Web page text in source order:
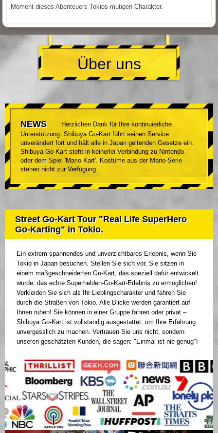
Moment dieses Abenteuers Tokios mutigen Charakter.
Über uns
NEWS
Herzlichen Dank für Ihre kontinuierliche
Unterstützung. Shibuya Go-Kart führt seinen Service
unverändert fort und hält alle in Japan geltenden Gesetze ein.
Shibuya Go-Kart steht in keinerlei Verbindung zu Nintendo
oder dem Spiel 'Mario Kart'. Kostüme aus der Mario-Serie
stehen nicht zur Verfügung.
Street Go-Kart Tour "Real Life SuperHero
Go-Karting" in Tokio.
Ein extrem spannendes und unverzichtbares Erlebnis, wenn Sie
Tokio in Japan besuchen. Stellen Sie sich vor, Sie sitzen in
einem maßgeschneiderten Go-Kart, das speziell dafür entwickelt
wurde, das echte Superhelden-Go-Kart-Erlebnis zu ermöglichen!
Verkleiden Sie sich als Ihr Lieblingscharakter und fahren Sie
durch die Straßen von Tokio. Alle Blicke werden garantiert auf
Ihnen ruhen! Sie können in einer Gruppe fahren oder privat –
Shibuya Go-Kart ist vollständig ausgestattet, um Ihre Erfahrung
unvergesslich zu machen. Vertrauen Sie uns nicht, sondern
unseren geschätzten Kunden, die sagen: "Einmal ist nie genug"!